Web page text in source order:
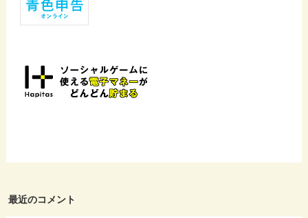
最近のコメント